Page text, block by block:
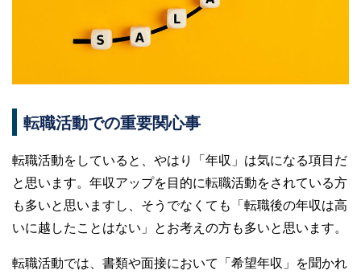
転職活動での重要関心事
転職活動をしていると、やはり「年収」は気になる項目だ
と思います。年収アップを目的に転職活動をされている方
も多いと思いますし、そうでなくても「転職後の年収は高
いに越したことはない」とお考えの方も多いと思います。
転職活動では、書類や面接において「希望年収」を聞かれ